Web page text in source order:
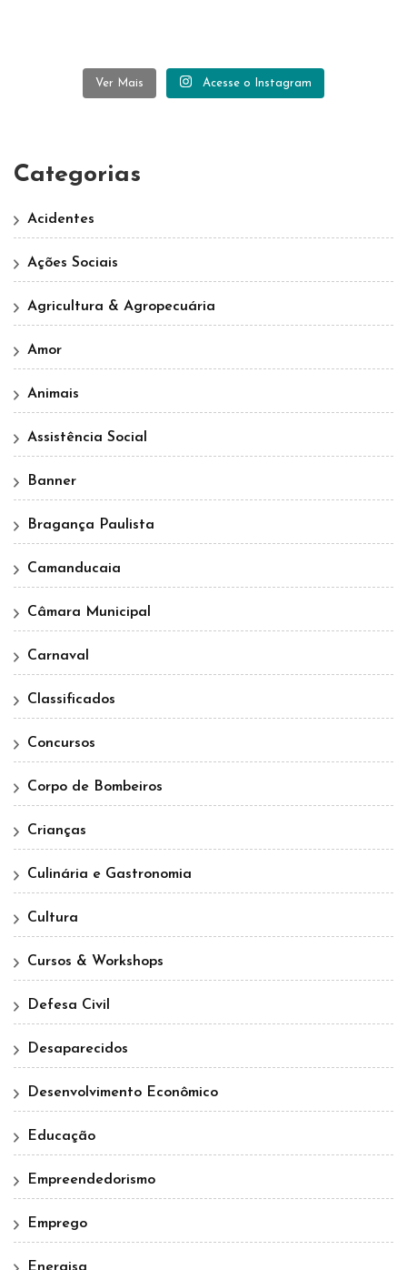
Ver Mais Acesse o Instagram
Categorias
Acidentes
Ações Sociais
Agricultura & Agropecuária
Amor
Animais
Assistência Social
Banner
Bragança Paulista
Camanducaia
Câmara Municipal
Carnaval
Classificados
Concursos
Corpo de Bombeiros
Crianças
Culinária e Gastronomia
Cultura
Cursos & Workshops
Defesa Civil
Desaparecidos
Desenvolvimento Econômico
Educação
Empreendedorismo
Emprego